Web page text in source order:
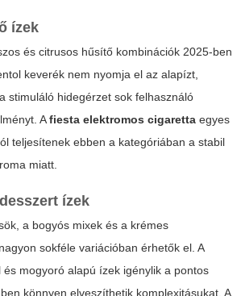
ízek
és citrusos hűsítő kombinációk 2025-ben
keverék nem nyomja el az alapízt,
stimuláló hidegérzet sok felhasználó
Afiesta elektromos cigaretta egyes
teljesítenek ebben a kategóriában a stabil
miatt.
ízek
a bogyós mixek és a krémes
sokféle variációban érhetők el. A
mogyoró alapú ízek igénylik a pontos
könnyen elveszíthetik komplexitásukat. A